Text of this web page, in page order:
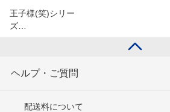
王子様(笑)シリー
ズ…
ヘルプ・ご質問
配送料について